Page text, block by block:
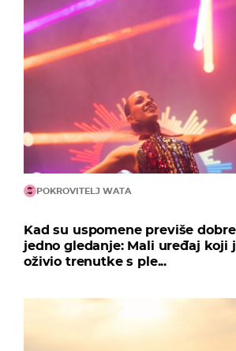
POKROVITELJ WATA
Kad su uspomene previše
jedno gledanje: Mali uređaj koji
oživio trenutke s ple...